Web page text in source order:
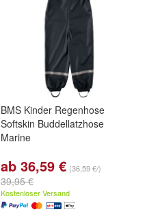
BMS Kinder Regenhose
Softskin Buddellatzhose
Marine
ab 36,59 € (36,59 €/)
39,95 €
Kostenloser Versand